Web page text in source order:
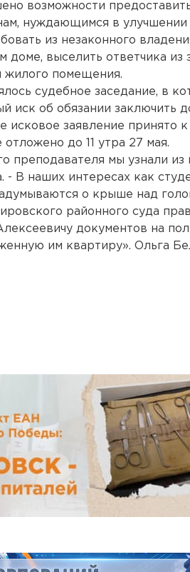
возможности
нуждающимся в
из незаконного
доме, выселить ответчика из
жилого помещения.
судебное заседание, в
иск об обязании заключить
исковое заявление принято к
до 11 утра 27 мая.
преподавателя мы узнали из
- В наших интересах как
о крыше над
районного суда
документов на
им квартиру». Ольга